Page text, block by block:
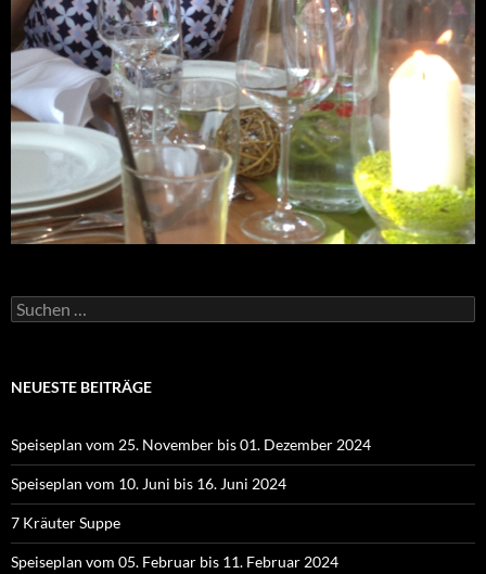
Suchen
nach:
NEUESTE BEITRÄGE
Speiseplan vom 25. November bis 01. Dezember 2024
Speiseplan vom 10. Juni bis 16. Juni 2024
7 Kräuter Suppe
Speiseplan vom 05. Februar bis 11. Februar 2024